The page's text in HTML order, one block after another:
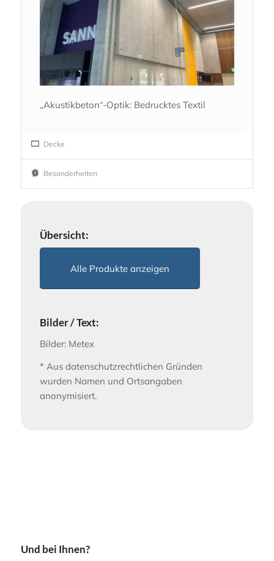
„Akustikbeton“-Optik: Bedrucktes Textil
Decke
Besonderheiten
Übersicht:
Alle Produkte anzeigen
Bilder / Text:
Bilder: Metex
* Aus datenschutzrechtlichen Gründen
wurden Namen und Ortsangaben
anonymisiert.
Und bei Ihnen?